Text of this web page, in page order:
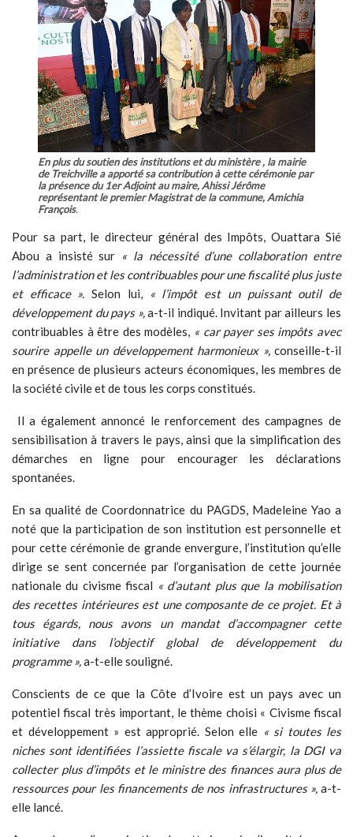
En plus du soutien des institutions et du ministère , la mairie
de Treichville a apporté sa contribution à cette cérémonie par
la présence du 1er Adjoint au maire, Ahissi Jérôme
représentant le premier Magistrat de la commune, Amichia
François.
Pour sa part, le directeur général des Impôts, Ouattara Sié
Abou a insisté sur « la nécessité d’une collaboration entre
l’administration et les contribuables pour une fiscalité plus juste
et efficace ». Selon lui,
« l’impôt est un puissant outil de
développement du pays »,a-t-il indiqué. Invitant par ailleurs les
contribuables à être des modèles, « car payer ses impôts avec
sourire appelle un développement harmonieux »,conseille-t-il
en présence de plusieurs acteurs économiques, les membres de
la société civile et de tous les corps constitués.
Il a également annoncé le renforcement des campagnes de
sensibilisation à travers le pays, ainsi que la simplification des
démarches en ligne pour encourager les déclarations
spontanées.
En sa qualité de Coordonnatrice du PAGDS, Madeleine Yao a
noté que la participation de son institution est personnelle et
pour cette cérémonie de grande envergure, l’institution qu’elle
dirige se sent concernée par l’organisation de cette journée
nationale du civisme fiscal « d’autant plus que la mobilisation
des recettes intérieures est une composante de ce projet. Et à
tous égards, nous avons un mandat d’accompagner cette
initiative dans l’objectif global de développement du
programme »,a-t-elle souligné.
Conscients de ce que la Côte d’Ivoire est un pays avec un
potentiel fiscal très important, le thème choisi « Civisme fiscal
et développement » est approprié. Selon elle « si toutes les
niches sont identifiées l’assiette fiscale va s’élargir, la DGI va
collecter plus d’impôts et le ministre des finances aura plus de
ressources pour les financements de nos infrastructures », a-t-
elle lancé.